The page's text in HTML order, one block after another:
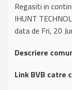
Regasiti in
IHUNT
data de Fri, 20
Descriere
Link BVB catre